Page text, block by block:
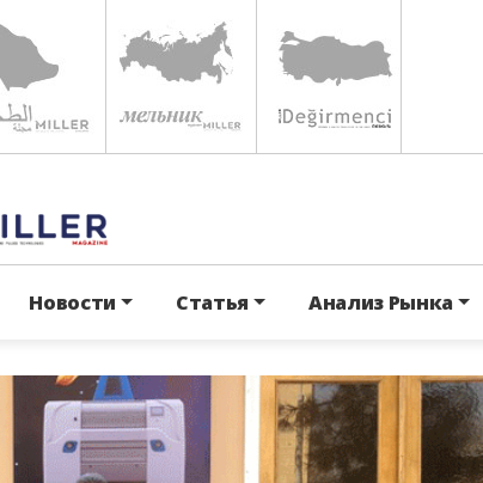
Новости Статья Анализ Рынка